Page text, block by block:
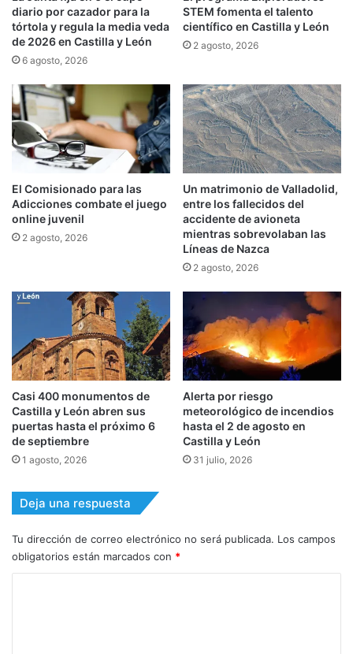
diario por cazador para la
tórtola y regula la media veda
de 2026 en Castilla y León
6 agosto, 2026
STEM fomenta el talento
científico en Castilla y León
2 agosto, 2026
El Comisionado para las
Adicciones combate el juego
online juvenil
2 agosto, 2026
Un matrimonio de Valladolid,
entre los fallecidos del
accidente de avioneta
mientras sobrevolaban las
Líneas de Nazca
2 agosto, 2026
Casi 400 monumentos de
Castilla y León abren sus
puertas hasta el próximo 6
de septiembre
1 agosto, 2026
Alerta por riesgo
meteorológico de incendios
hasta el 2 de agosto en
Castilla y León
31 julio, 2026
Deja una respuesta
Tu dirección de correo electrónico no será publicada. Los campos
obligatorios están marcados con *